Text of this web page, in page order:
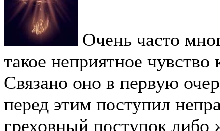
Очень часто
такое неприятное
Связано оно в первую
перед этим поступил
греховный поступок либо